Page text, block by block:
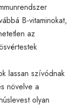
B-vitaminokat,
az
lassan szívódnak
növelve a
olyan